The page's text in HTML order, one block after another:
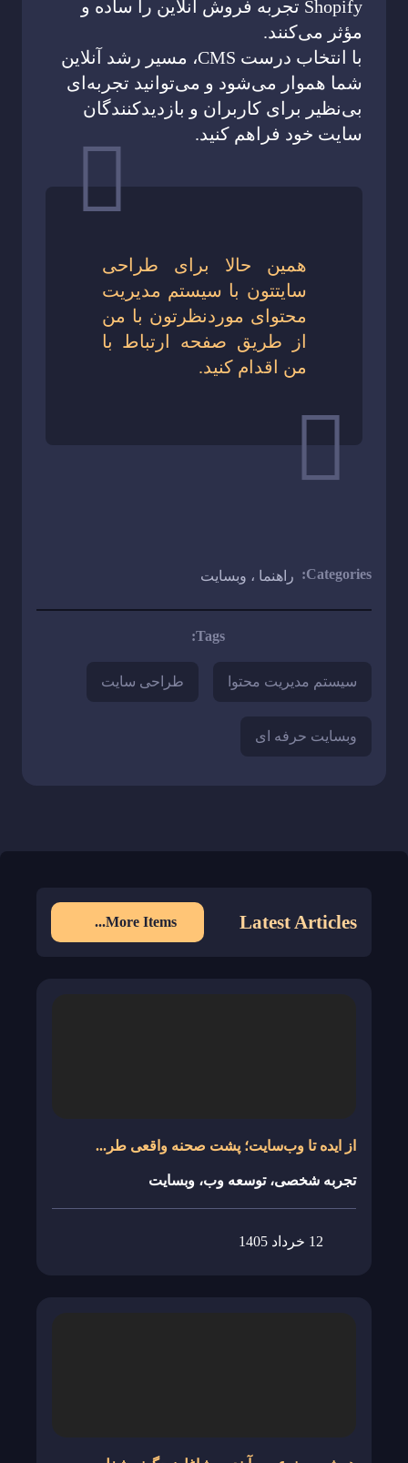
Shopify تجربه فروش آنلاین را ساده و
مؤثر می‌کنند.
با انتخاب درست CMS، مسیر رشد آنلاین
شما هموار می‌شود و می‌توانید تجربه‌ای
بی‌نظیر برای کاربران و بازدیدکنندگان
سایت خود فراهم کنید.
همین حالا برای طراحی
سایتتون با سیستم مدیریت
محتوای موردنظرتون با من
از طریق صفحه ارتباط با
من اقدام کنید.
Categories: راهنما ، وبسایت
Tags:
سیستم مدیریت محتوا طراحی سایت
وبسایت حرفه ای
Latest Articles
More Items...
از ایده تا وب‌سایت؛ پشت صحنه واقعی طر...
تجربه شخصی،توسعه وب، وبسایت
12 خرداد 1405